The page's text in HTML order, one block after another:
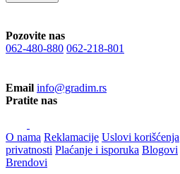
Pozovite nas
062-480-880 062-218-801
Email info@gradim.rs
Pratite nas
O nama Reklamacije Uslovi korišćenja
privatnosti Plaćanje i isporuka Blogovi
Brendovi